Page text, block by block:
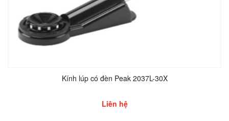
Kính lúp có đèn Peak 2037L-30X
Liên hệ